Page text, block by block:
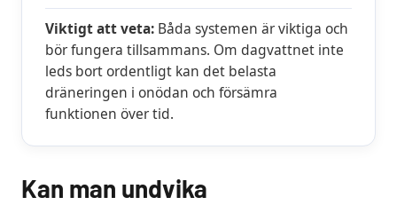
Viktigt att veta: Båda systemen är viktiga och
bör fungera tillsammans. Om dagvattnet inte
leds bort ordentligt kan det belasta
dräneringen i onödan och försämra
funktionen över tid.
Kan man undvika